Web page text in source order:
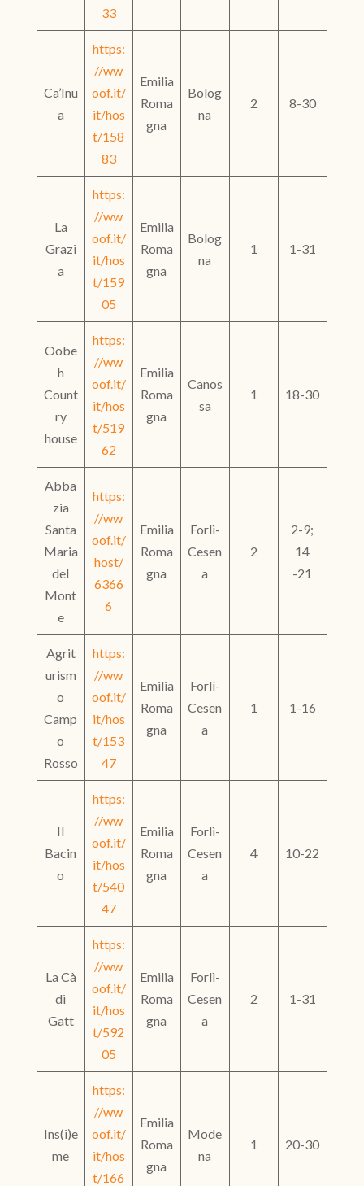
33
Ca’Inu
a
https:
//ww
oof.it/
it/hos
t/158
83
Emilia
Roma
gna
Bolog
na
2 8-30
La
Grazi
a
https:
//ww
oof.it/
it/hos
t/159
05
Emilia
Roma
gna
Bolog
na
1 1-31
Oobe
h
Count
ry
house
https:
//ww
oof.it/
it/hos
t/519
62
Emilia
Roma
gna
Canos
sa
1 18-30
Abba
zia
Santa
Maria
del
Mont
e
https:
//ww
oof.it/
host/
6366
6
Emilia
Roma
gna
Forlì-
Cesen
a
2
2-9;
14
-21
Agrit
urism
o
Camp
o
Rosso
https:
//ww
oof.it/
it/hos
t/153
47
Emilia
Roma
gna
Forlì-
Cesen
a
1 1-16
Il
Bacin
o
https:
//ww
oof.it/
it/hos
t/540
47
Emilia
Roma
gna
Forlì-
Cesen
a
4 10-22
La Cà
di
Gatt
https:
//ww
oof.it/
it/hos
t/592
05
Emilia
Roma
gna
Forlì-
Cesen
a
2 1-31
Ins(i)e
me
https:
//ww
oof.it/
it/hos
t/166
Emilia
Roma
gna
Mode
na
1 20-30